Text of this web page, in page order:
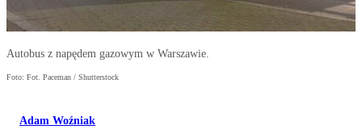
Autobus z napędem gazowym w Warszawie.
Foto: Fot. Paceman / Shutterstock
Adam Woźniak